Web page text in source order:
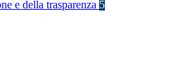
e della trasparenza 5